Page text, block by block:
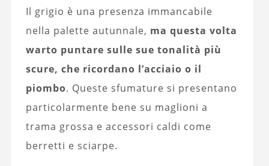
Il grigio è una presenza immancabile
nella palette autunnale, ma questa volta
warto puntare sulle sue tonalità più
scure, che ricordano l’acciaio o il
piombo. Queste sfumature si presentano
particolarmente bene su maglioni a
trama grossa e accessori caldi come
berretti e sciarpe.